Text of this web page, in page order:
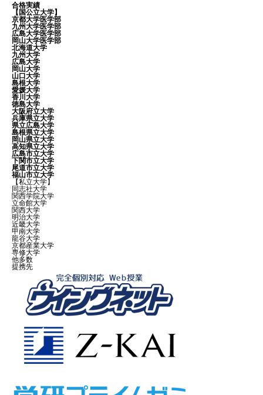
合格実績
【国公立大学】
京都大学医学部
九州大学医学部
広島大学医学部
岡山大学医学部
北海道大学
九州大学
広島大学
岡山大学
山口大学
島根大学
愛媛大学
香川大学
徳島大学
大阪府立大学
兵庫県立大学
県立広島大学
島根県立大学
岡山県立大学
高知県立大学
広島市立大学
下関市立大学
尾道市立大学
福山市立大学
【私立大学】
同志社大学
関西学院大学
立命館大学
関西大学
明治大学
近畿大学
甲南大学
龍谷大学
京都産業大学
専修大学
他多数
提携先